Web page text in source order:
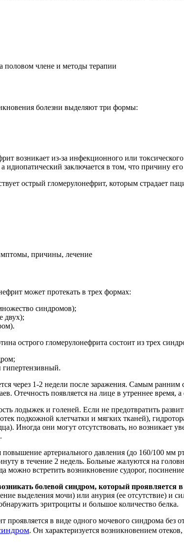
члене и методы терапии
болезни выделяют три формы:
возникает из-за инфекционного или
идиопатический заключается в том, что причину
острый гломерулонефрит, которым страдает
причины, лечение
может протекать в трех формах:
синдромов);
двух);
острого гломерулонефрита состоит из трех
через 1-2 недели после заражения. Самым
Отечность появляется на лице в утреннее время, а
лодыжек и голеней. Если не предотвратить
подкожной клетчатки и мягких тканей),
Иногда они могут отсутствовать, но возникает
артериального давления (до 160/100 мм
в течение 2 недель. Больные жалуются на
можно встретить возникновение судорог,
болевой синдром, который проявляется
выделения мочи) или анурия (ее отсутствие) и
эритроциты и большое количество белка.
проявляется в виде одного мочевого синдрома
. Он характеризуется возникновением